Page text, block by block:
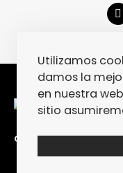
CONTACTA
Utilizamos
damos la
en nuestra
sitio